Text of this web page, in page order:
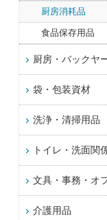
厨房消耗品
食品保存用品
厨房・バックヤ
袋・包装資材
洗浄・清掃用品
トイレ・洗面関
文具・事務・オ
介護用品